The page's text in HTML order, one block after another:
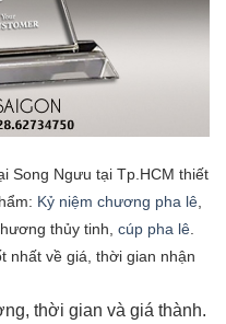
Song Ngưu tại Tp.HCM thiết
Kỷ niệm chương pha lê
thủy tinh, cúp pha lê
nhất về giá, thời gian nhận
thời gian và giá thành.